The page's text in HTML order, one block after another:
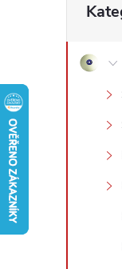
o
kategorie